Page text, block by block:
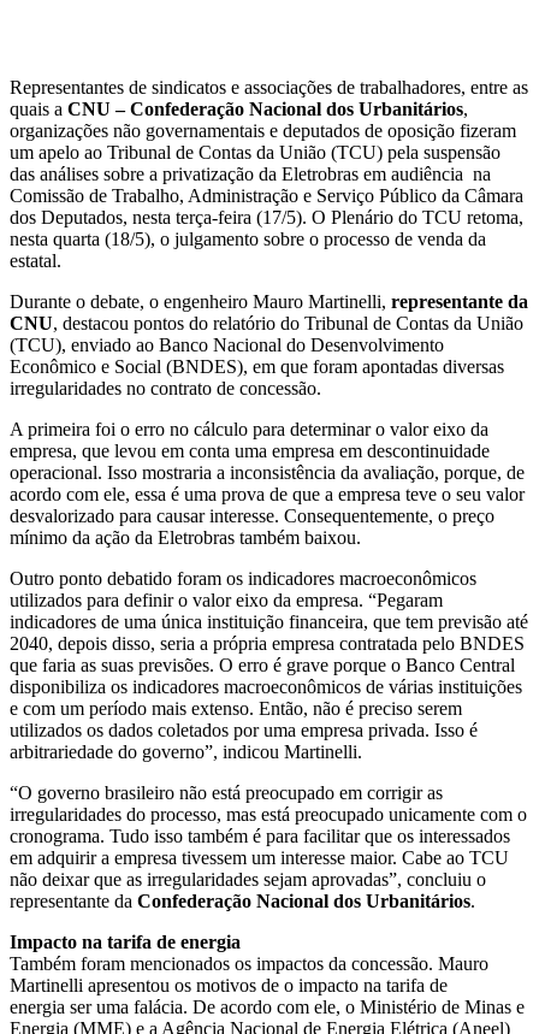
Representantes de sindicatos e associações de trabalhadores, entre as
quais a CNU – Confederação Nacional dos Urbanitários,
organizações não governamentais e deputados de oposição fizeram
um apelo ao Tribunal de Contas da União (TCU) pela suspensão
das análises sobre a privatização da Eletrobras em audiência na
Comissão de Trabalho, Administração e Serviço Público da Câmara
dos Deputados, nesta terça-feira (17/5). O Plenário do TCU retoma,
nesta quarta (18/5), o julgamento sobre o processo de venda da
estatal.
Durante o debate, o engenheiro Mauro Martinelli, representante da
CNU, destacou pontos do relatório do Tribunal de Contas da União
(TCU), enviado ao Banco Nacional do Desenvolvimento
Econômico e Social (BNDES), em que foram apontadas diversas
irregularidades no contrato de concessão.
A primeira foi o erro no cálculo para determinar o valor eixo da
empresa, que levou em conta uma empresa em descontinuidade
operacional. Isso mostraria a inconsistência da avaliação, porque, de
acordo com ele, essa é uma prova de que a empresa teve o seu valor
desvalorizado para causar interesse. Consequentemente, o preço
mínimo da ação da Eletrobras também baixou.
Outro ponto debatido foram os indicadores macroeconômicos
utilizados para definir o valor eixo da empresa. “Pegaram
indicadores de uma única instituição financeira, que tem previsão até
2040, depois disso, seria a própria empresa contratada pelo BNDES
que faria as suas previsões. O erro é grave porque o Banco Central
disponibiliza os indicadores macroeconômicos de várias instituições
e com um período mais extenso. Então, não é preciso serem
utilizados os dados coletados por uma empresa privada. Isso é
arbitrariedade do governo”, indicou Martinelli.
“O governo brasileiro não está preocupado em corrigir as
irregularidades do processo, mas está preocupado unicamente com o
cronograma. Tudo isso também é para facilitar que os interessados
em adquirir a empresa tivessem um interesse maior. Cabe ao TCU
não deixar que as irregularidades sejam aprovadas”, concluiu o
representante da Confederação Nacional dos Urbanitários.
Impacto na tarifa de energia
Também foram mencionados os impactos da concessão. Mauro
Martinelli apresentou os motivos de o impacto na tarifa de
energia ser uma falácia. De acordo com ele, o Ministério de Minas e
Energia (MME) e a Agência Nacional de Energia Elétrica (Aneel)